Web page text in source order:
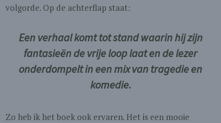
volgorde. Op de achterflap staat:
Een verhaal komt tot stand waarin hij zijn
fantasieën de vrije loop laat en de lezer
onderdompelt in een mix van tragedie en
komedie.
Zo heb ik het boek ook ervaren. Het is een mooie